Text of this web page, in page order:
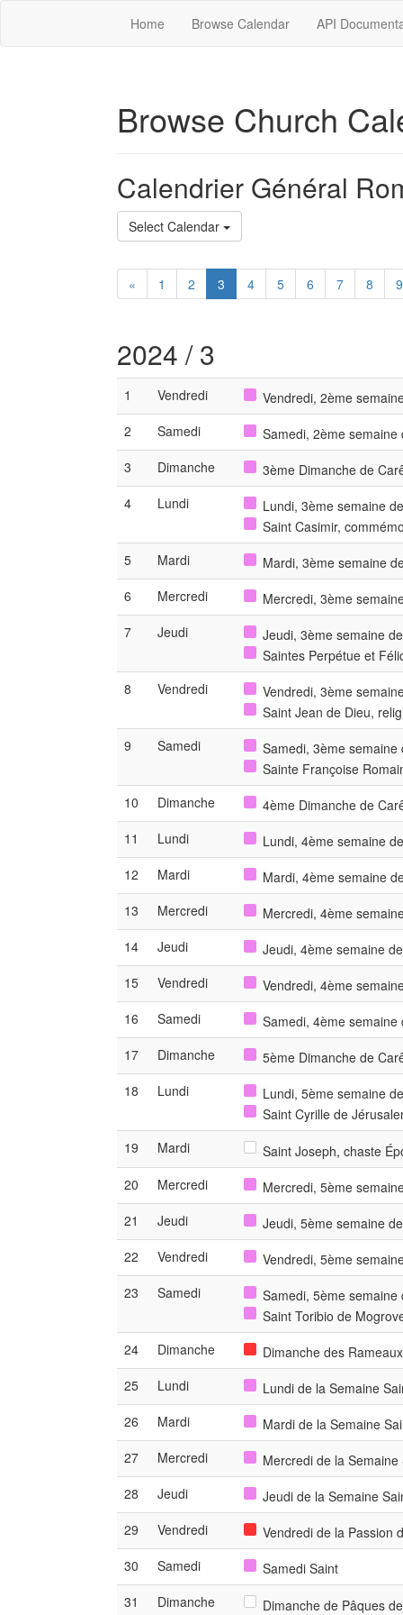
Home Browse Calendar API
Browse Church
Calendrier Général
Select Calendar
« 1 2 3 4 5 6 7 8 9
2024 / 3
1 Vendredi
Vendredi, 2ème
2
Samedi
Samedi, 2ème
3
Dimanche
3ème Dimanche de
4
Lundi
Lundi, 3ème semaine
Saint Casimir,
5
Mardi
Mardi, 3ème semaine
6
Mercredi
Mercredi, 3ème
7
Jeudi
Jeudi, 3ème semaine
Saintes Perpétue et
8
Vendredi
Vendredi, 3ème
Saint Jean de Dieu,
9
Samedi
Samedi, 3ème
Sainte Françoise
10
Dimanche
4ème Dimanche de
11
Lundi
Lundi, 4ème semaine
12
Mardi
Mardi, 4ème semaine
13
Mercredi
Mercredi, 4ème
14
Jeudi
Jeudi, 4ème semaine
15
Vendredi
Vendredi, 4ème
16
Samedi
Samedi, 4ème
17
Dimanche
5ème Dimanche de
18
Lundi
Lundi, 5ème semaine
Saint Cyrille de
19
Mardi
Saint Joseph, chaste
20
Mercredi
Mercredi, 5ème
21
Jeudi
Jeudi, 5ème semaine
22
Vendredi
Vendredi, 5ème
23
Samedi
Samedi, 5ème
Saint Toribio de
24
Dimanche
Dimanche des
25
Lundi
Lundi de la Semaine
26
Mardi
Mardi de la Semaine
27
Mercredi
Mercredi de la Semaine
28
Jeudi
Jeudi de la Semaine
29
Vendredi
Vendredi de la Passion
30
Samedi
Samedi Saint
31
Dimanche Dimanche de Pâques